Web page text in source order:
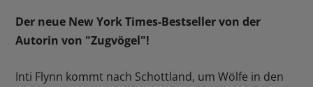
Der neue New York Times-Bestseller von der
Autorin von "Zugvögel"!
Inti Flynn kommt nach Schottland, um Wölfe in den